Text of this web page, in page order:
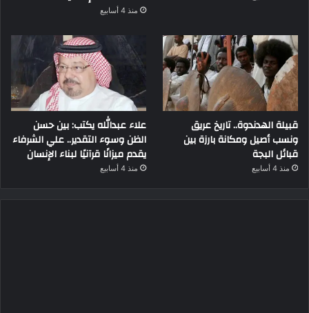
منذ 4 أسابيع
قبيلة الهدندوة.. تاريخ عريق
ونسب أصيل ومكانة بارزة بين
قبائل البجة
منذ 4 أسابيع
علاء عبدالله يكتب: بين حسن
الظن وسوء التقدير.. علي الشرفاء
يقدم ميزانًا قرآنيًا لبناء الإنسان
منذ 4 أسابيع